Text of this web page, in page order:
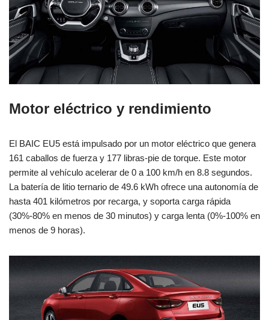
Motor eléctrico y rendimiento
El BAIC EU5 está impulsado por un motor eléctrico que genera
161 caballos de fuerza y 177 libras-pie de torque. Este motor
permite al vehículo acelerar de 0 a 100 km/h en 8.8 segundos.
La batería de litio ternario de 49.6 kWh ofrece una autonomía de
hasta 401 kilómetros por recarga, y soporta carga rápida
(30%-80% en menos de 30 minutos) y carga lenta (0%-100% en
menos de 9 horas).